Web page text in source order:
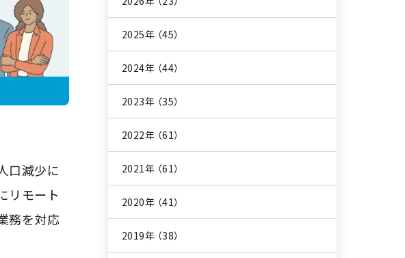
口減少に
リモート
務を対応
2025年 （45）
2024年 （44）
2023年 （35）
2022年 （61）
2021年 （61）
2020年 （41）
2019年 （38）